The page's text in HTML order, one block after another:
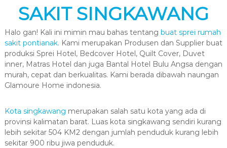
SAKIT SINGKAWANG
Halo gan! Kali ini mimin mau bahas tentang buat sprei rumah
sakit pontianak. Kami merupakan Produsen dan Supplier buat
produksi Sprei Hotel, Bedcover Hotel, Quilt Cover, Duvet
inner, Matras Hotel dan juga Bantal Hotel Bulu Angsa dengan
murah, cepat dan berkualitas. Kami berada dibawah naungan
Glamoure Home indonesia.
Kota singkawang merupakan salah satu kota yang ada di
provinsi kalimatan barat. Luas kota singkawang sendiri kurang
lebih sekitar 504 KM2 dengan jumlah penduduk kurang lebih
sekitar 900 ribu jiwa penduduk.